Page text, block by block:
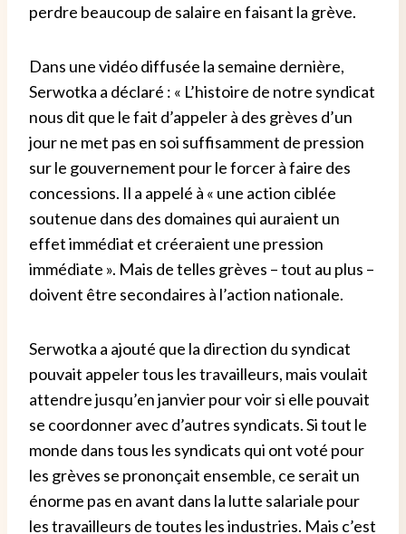
perdre beaucoup de salaire en faisant la grève.
Dans une vidéo diffusée la semaine dernière,
Serwotka a déclaré : « L’histoire de notre syndicat
nous dit que le fait d’appeler à des grèves d’un
jour ne met pas en soi suffisamment de pression
sur le gouvernement pour le forcer à faire des
concessions. Il a appelé à « une action ciblée
soutenue dans des domaines qui auraient un
effet immédiat et créeraient une pression
immédiate ». Mais de telles grèves – tout au plus –
doivent être secondaires à l’action nationale.
Serwotka a ajouté que la direction du syndicat
pouvait appeler tous les travailleurs, mais voulait
attendre jusqu’en janvier pour voir si elle pouvait
se coordonner avec d’autres syndicats.Si tout le
monde dans tous les syndicats qui ont voté pour
les grèves se prononçait ensemble, ce serait un
énorme pas en avant dans la lutte salariale pour
les travailleurs de toutes les industries. Mais c’est